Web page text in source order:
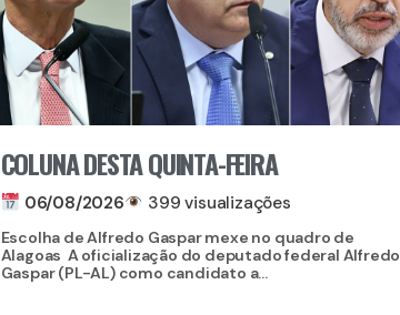
COLUNA DESTA QUINTA-FEIRA
06/08/2026 399 visualizações
Escolha de Alfredo Gaspar mexe no quadro de
Alagoas A oficialização do deputado federal Alfredo
Gaspar (PL-AL) como candidato a...